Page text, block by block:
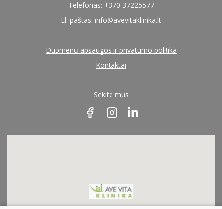
Telefonas: +370 37225577
El. paštas: info@avevitaklinika.lt
Duomenų apsaugos ir privatumo politika
Kontaktai
Sekite mus